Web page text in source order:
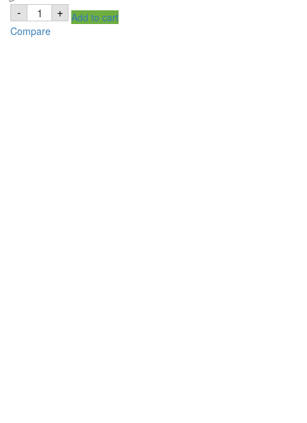
- TRS
MADRAS
CURRY
POWDER
+ Add to cart
Compare